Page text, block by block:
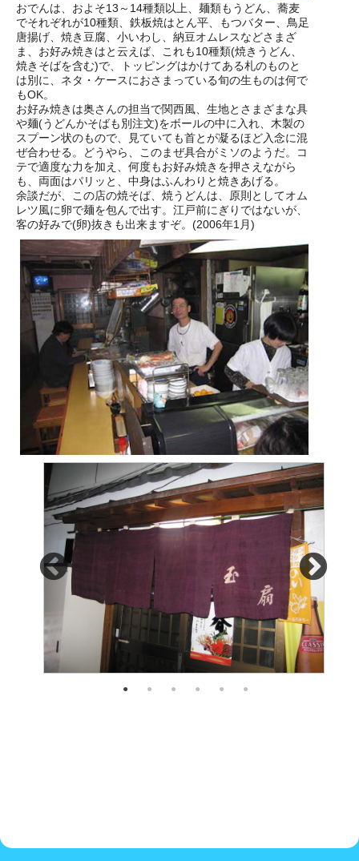
おでんは、およそ13～14種類以上、麺類もうどん、蕎麦
でそれぞれが10種類、鉄板焼はとん平、もつバター、鳥足
唐揚げ、焼き豆腐、小いわし、納豆オムレスなどさまざ
ま、お好み焼きはと云えば、これも10種類(焼きうどん、
焼きそばを含む)で、トッピングはかけてある札のものと
は別に、ネタ・ケースにおさまっている旬の生ものは何で
もOK。
お好み焼きは奥さんの担当で関西風、生地とさまざまな具
や麺(うどんかそばも別注文)をボールの中に入れ、木製の
スプーン状のもので、見ていても首とが凝るほど入念に混
ぜ合わせる。どうやら、このまぜ具合がミソのようだ。コ
テで適度な力を加え、何度もお好み焼きを押さえながら
も、両面はパリッと、中身はふんわりと焼きあげる。
余談だが、この店の焼そば、焼うどんは、原則としてオム
レツ風に卵で麺を包んで出す。江戸前にぎりではないが、
客の好みで(卵)抜きも出来ますぞ。(2006年1月)